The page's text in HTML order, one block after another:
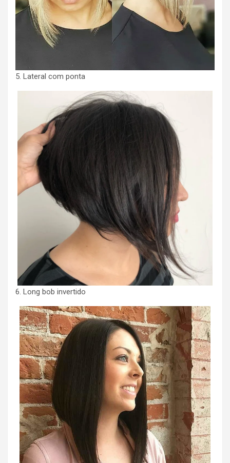
5. Lateral com ponta
6. Long bob invertido